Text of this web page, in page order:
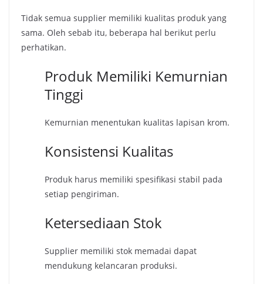
Tidak semua supplier memiliki kualitas produk yang
sama. Oleh sebab itu, beberapa hal berikut perlu
perhatikan.
Produk Memiliki Kemurnian
Tinggi
Kemurnian menentukan kualitas lapisan krom.
Konsistensi Kualitas
Produk harus memiliki spesifikasi stabil pada
setiap pengiriman.
Ketersediaan Stok
Supplier memiliki stok memadai dapat
mendukung kelancaran produksi.